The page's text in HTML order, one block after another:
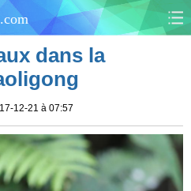
MONDE
SOCIÉTÉ
SPORTS
dans la
12-21 à 07:57